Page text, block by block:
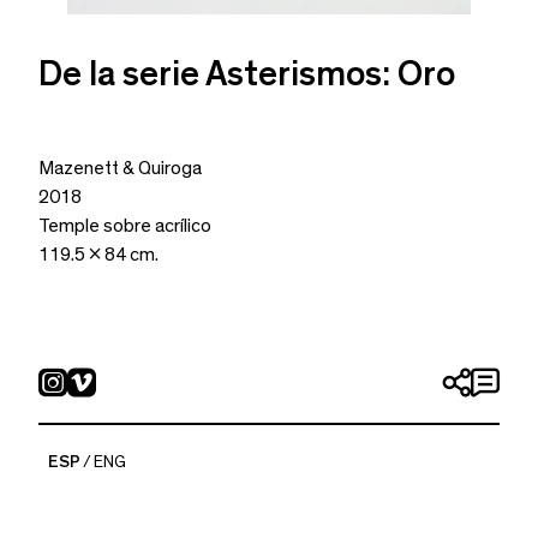
De la serie Asterismos: Oro
Mazenett & Quiroga
2018
Temple sobre acrílico
119.5 x 84 cm.
ESP ENG